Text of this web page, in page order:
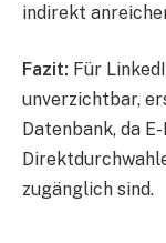
indirekt
Fazit: Für
unverzichtbar,
Datenbank, da
zugänglich sind.